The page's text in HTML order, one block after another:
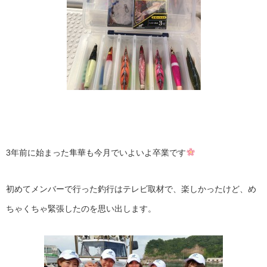
3年前に始まった隼華も今月でいよいよ卒業です
初めてメンバーで行った釣行はテレビ取材で、楽しかったけど、め
ちゃくちゃ緊張したのを思い出します。